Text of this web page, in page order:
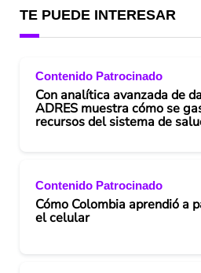
TE PUEDE INTERESAR
Contenido Patrocinado
Con analítica avanzada de
ADRES muestra cómo se
recursos del sistema de
Contenido Patrocinado
Cómo Colombia aprendió a
el celular